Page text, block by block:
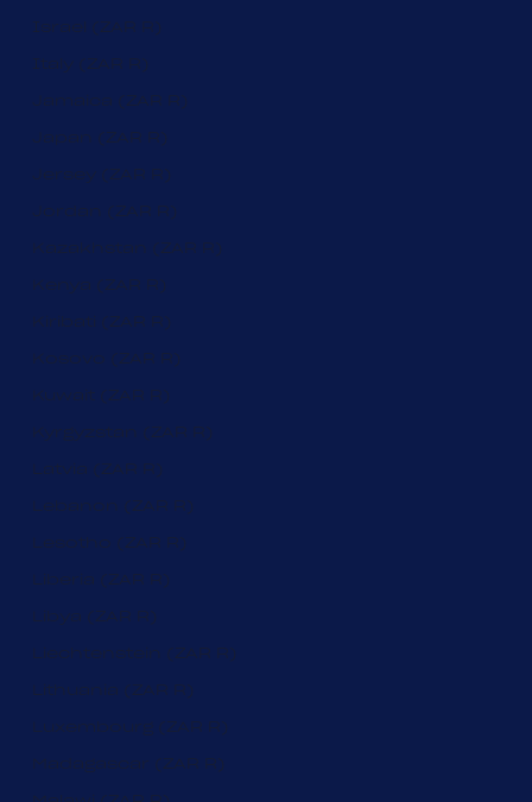
Israel (ZAR R)
Italy (ZAR R)
Jamaica (ZAR R)
Japan (ZAR R)
Jersey (ZAR R)
Jordan (ZAR R)
Kazakhstan (ZAR R)
Kenya (ZAR R)
Kiribati (ZAR R)
Kosovo (ZAR R)
Kuwait (ZAR R)
Kyrgyzstan (ZAR R)
Latvia (ZAR R)
Lebanon (ZAR R)
Lesotho (ZAR R)
Liberia (ZAR R)
Libya (ZAR R)
Liechtenstein (ZAR R)
Lithuania (ZAR R)
Luxembourg (ZAR R)
Madagascar (ZAR R)